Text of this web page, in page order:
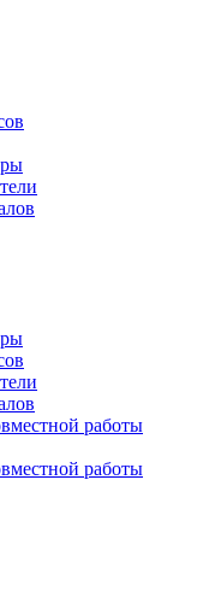
работы
работы